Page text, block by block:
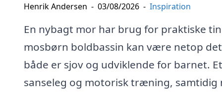
Henrik Andersen - 03/08/2026 - Inspiration
En nybagt mor har brug for praktiske
mosbørn boldbassin kan være netop
både er sjov og udviklende for barnet.
sanseleg og motorisk træning, samtidig